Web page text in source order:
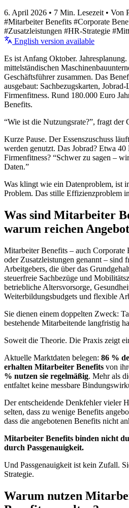
6. April 2026 • 7 Min. Lesezeit • Von
#Mitarbeiter Benefits #Corporate
#Zusatzleistungen #HR-Strategie
English version available
Es ist Anfang Oktober.
mittelständischen
Geschäftsführer zusammen. Das
ausgebaut: Sachbezugskarten, Jobrad-
Firmenfitness. Rund 180.000 Euro
Benefits.
“Wie ist die Nutzungsrate?”, fragt der
Kurze Pause. Der Essenszuschuss
werden genutzt. Das Jobrad? Etwa
Firmenfitness? “Schwer zu sagen –
Daten.”
Was klingt wie ein Datenproblem, ist
Problem. Das stille Effizienzproblem
Was sind Mitarbeiter
warum reichen
Mitarbeiter Benefits – auch
oder Zusatzleistungen genannt – sind
Arbeitgebers, die über das
steuerfreie Sachbezüge und
betriebliche Altersvorsorge,
Weiterbildungsbudgets und flexible
Sie dienen einem doppelten Zweck:
bestehende Mitarbeitende langfristig
Soweit die Theorie. Die Praxis zeigt
Aktuelle Marktdaten belegen: 86 %
erhalten Mitarbeiter Benefits von
% nutzen sie regelmäßig. Mehr als
entfaltet keine messbare
Der entscheidende Denkfehler vieler
selten, dass zu wenige Benefits
dass die angebotenen Benefits nicht
Mitarbeiter Benefits binden nicht
durch Passgenauigkeit.
Und Passgenauigkeit ist kein Zufall.
Strategie.
Warum nutzen